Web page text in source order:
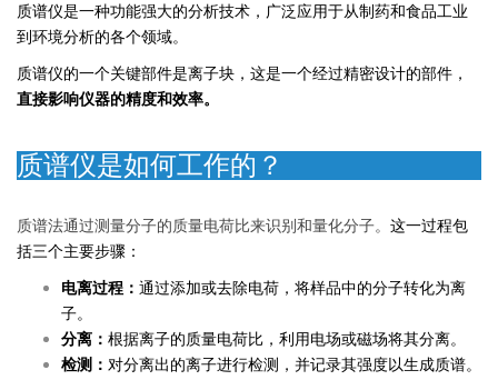
质谱仪是一种功能强大的分析技术，广泛应用于从制药和食品工业
到环境分析的各个领域。
质谱仪的一个关键部件是离子块，这是一个经过精密设计的部件，
直接影响仪器的精度和效率。
质谱仪是如何工作的？
质谱法通过测量分子的质量电荷比来识别和量化分子。 这一过程包
括三个主要步骤：
电离过程： 通过添加或去除电荷，将样品中的分子转化为离
子。
分离： 根据离子的质量电荷比，利用电场或磁场将其分离。
检测： 对分离出的离子进行检测，并记录其强度以生成质谱。